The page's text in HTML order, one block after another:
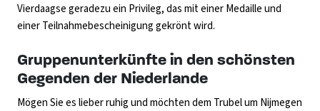
Vierdaagse geradezu ein Privileg, das mit einer Medaille und
einer Teilnahmebescheinigung gekrönt wird.
Gruppenunterkünfte in den schönsten
Gegenden der Niederlande
Mögen Sie es lieber ruhig und möchten dem Trubel um Nijmegen